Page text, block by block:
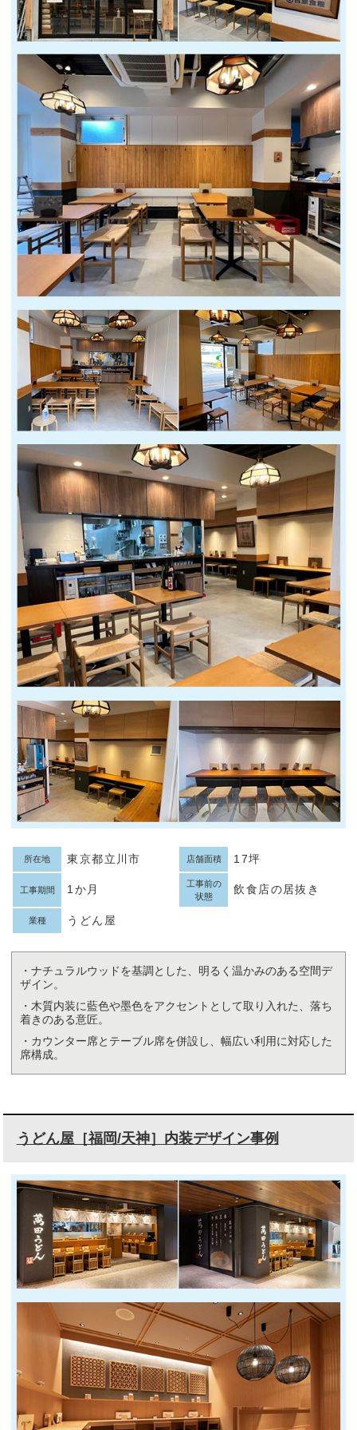
所在地 東京都立川市 店舗面積 17坪
工事期間 1か月
工事前の
状態
飲食店の居抜き
業種 うどん屋
・ナチュラルウッドを基調とした、明るく温かみのある空間デ
ザイン。
・木質内装に藍色や墨色をアクセントとして取り入れた、落ち
着きのある意匠。
・カウンター席とテーブル席を併設し、幅広い利用に対応した
席構成。
うどん屋［福岡/天神］内装デザイン事例